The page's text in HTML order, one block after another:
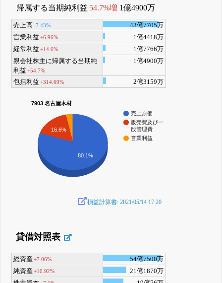
帰属する当期純利益 54.7%増 1億4900万
売上高-7.43%
43億7705万
営業利益 +6.96%
1億4418万
経常利益 +14.6%
1億7766万
親会社株主に帰属する当期純
利益 +54.7%
1億4900万
包括利益 +314.69% 2億3159万
7903 名古屋木材
売上原価
販売費及び一
般管理費
営業利益
16.6%
80.1%
損益計算書: 2021/05/14 17:20
貸借対照表
総資産+7.06%
54億7500万
純資産+10.92%
21億1870万